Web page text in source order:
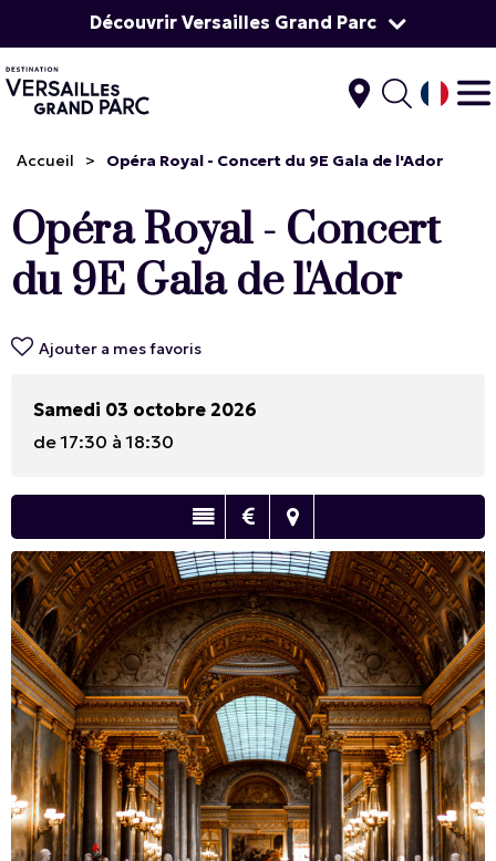
Découvrir Versailles Grand Parc
Accueil > Opéra Royal - Concert du 9E Gala de l'Ador
Opéra Royal - Concert
du 9E Gala de l'Ador
Ajouter a mes favoris
Samedi 03 octobre 2026
de 17:30 à 18:30